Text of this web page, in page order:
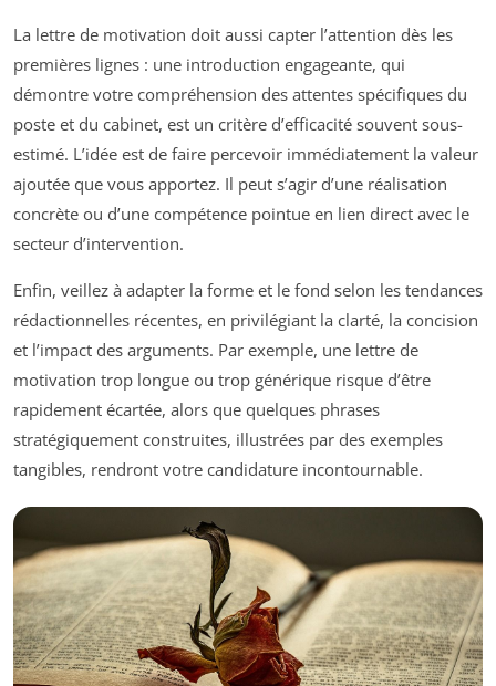
La lettre de motivation doit aussi capter l’attention dès les
premières lignes : une introduction engageante, qui
démontre votre compréhension des attentes spécifiques du
poste et du cabinet, est un critère d’efficacité souvent sous-
estimé. L’idée est de faire percevoir immédiatement la valeur
ajoutée que vous apportez. Il peut s’agir d’une réalisation
concrète ou d’une compétence pointue en lien direct avec le
secteur d’intervention.
Enfin, veillez à adapter la forme et le fond selon les tendances
rédactionnelles récentes, en privilégiant la clarté, la concision
et l’impact des arguments. Par exemple, une lettre de
motivation trop longue ou trop générique risque d’être
rapidement écartée, alors que quelques phrases
stratégiquement construites, illustrées par des exemples
tangibles, rendront votre candidature incontournable.